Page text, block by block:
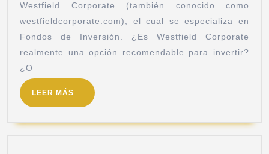
Westfield Corporate (también conocido como
westfieldcorporate.com), el cual se especializa en
Fondos de Inversión. ¿Es Westfield Corporate
realmente una opción recomendable para invertir?
¿O
LEER MÁS